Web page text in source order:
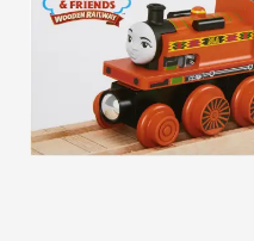
Thomas
Trackmaster
motorized
Thomas